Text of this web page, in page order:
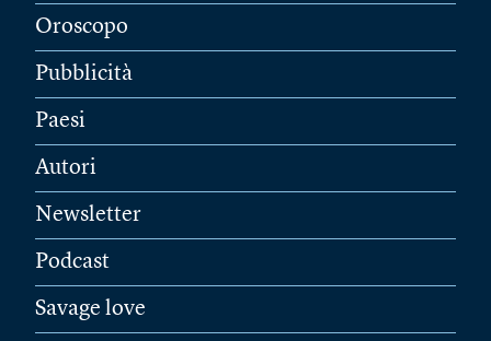
Oroscopo
Pubblicità
Paesi
Autori
Newsletter
Podcast
Savage love